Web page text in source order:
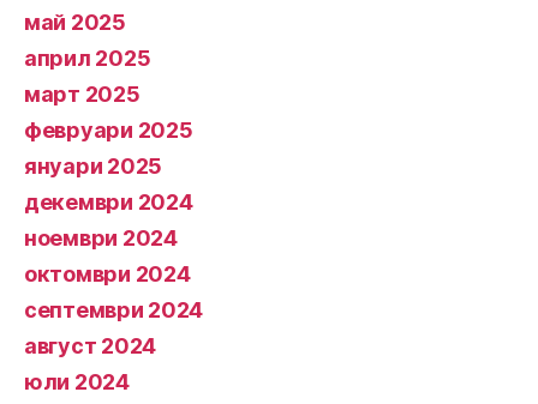
май 2025
април 2025
март 2025
февруари 2025
януари 2025
декември 2024
ноември 2024
октомври 2024
септември 2024
август 2024
юли 2024